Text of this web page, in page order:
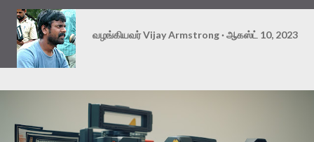
வழங்கியவர்Vijay Armstrong ஆகஸ்ட் 10, 2023